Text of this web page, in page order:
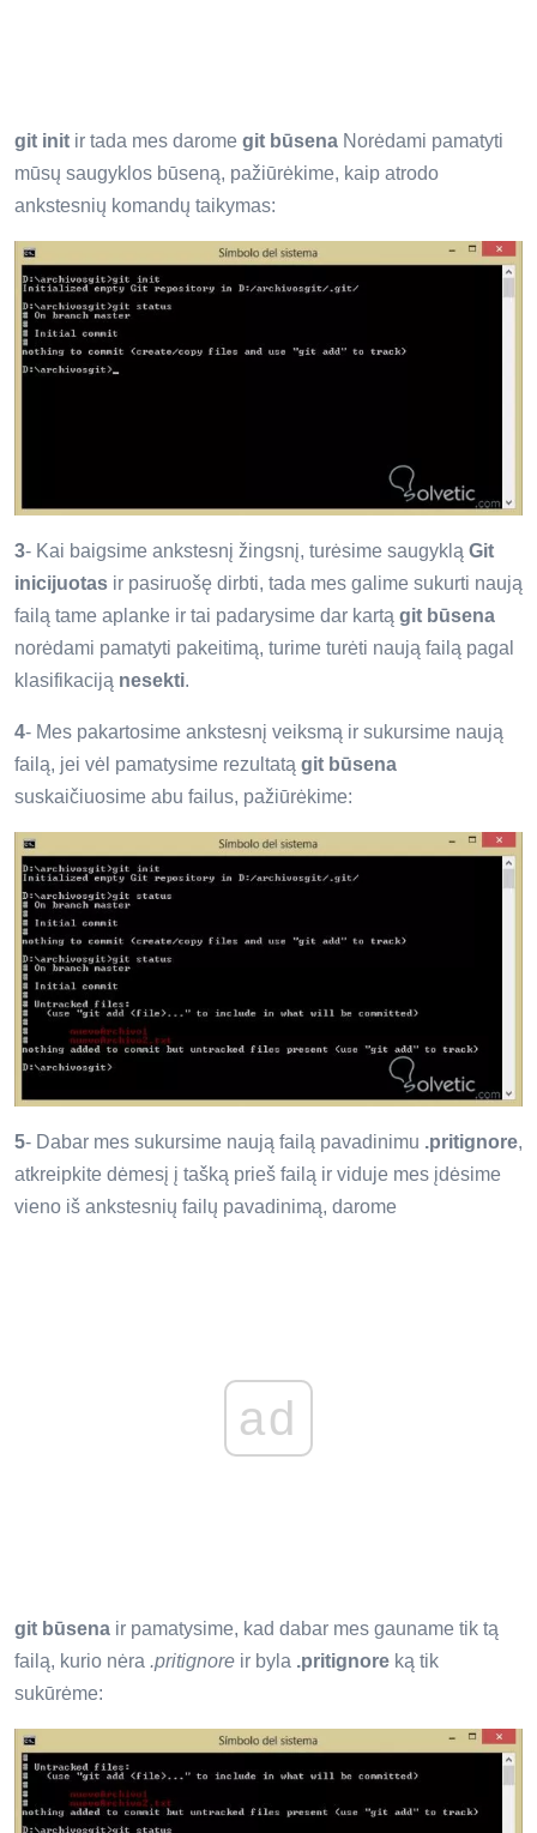
git init ir tada mes darome git būsena Norėdami pamatyti
mūsų saugyklos būseną, pažiūrėkime, kaip atrodo
ankstesnių komandų taikymas:
3- Kai baigsime ankstesnį žingsnį, turėsime saugyklą Git
inicijuotas ir pasiruošę dirbti, tada mes galime sukurti naują
failą tame aplanke ir tai padarysime dar kartą git būsena
norėdami pamatyti pakeitimą, turime turėti naują failą pagal
klasifikaciją nesekti.
4- Mes pakartosime ankstesnį veiksmą ir sukursime naują
failą, jei vėl pamatysime rezultatą git būsena
suskaičiuosime abu failus, pažiūrėkime:
5- Dabar mes sukursime naują failą pavadinimu .pritignore,
atkreipkite dėmesį į tašką prieš failą ir viduje mes įdėsime
vieno iš ankstesnių failų pavadinimą, darome
ad
git būsena ir pamatysime, kad dabar mes gauname tik tą
failą, kurio nėra .pritignore ir byla .pritignore ką tik
sukūrėme: